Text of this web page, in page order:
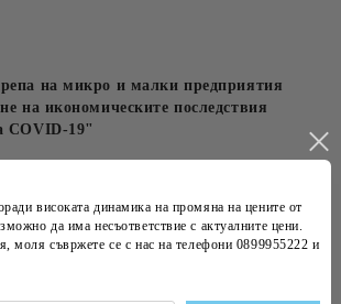
на микро и малки предприятия
на икономическите последствия
COVID-19"
обзаведе Kaneff Center
високата динамика на промяна на цените от
да има несъответствие с актуалните цени.
моля съвржете се с нас на телефони 0899955222 и